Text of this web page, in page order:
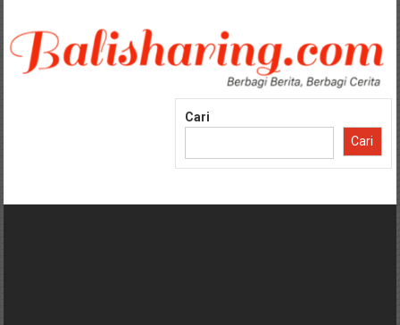
konten
Cari
Cari